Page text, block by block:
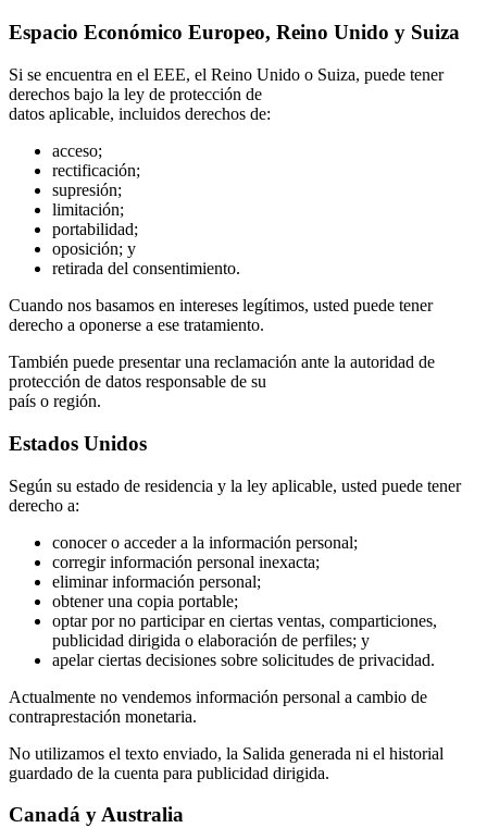
Espacio Económico Europeo, Reino Unido y Suiza
Si se encuentra en el EEE, el Reino Unido o Suiza, puede tener
derechos bajo la ley de protección de
datos aplicable, incluidos derechos de:
acceso;
rectificación;
supresión;
limitación;
portabilidad;
oposición; y
retirada del consentimiento.
Cuando nos basamos en intereses legítimos, usted puede tener
derecho a oponerse a ese tratamiento.
También puede presentar una reclamación ante la autoridad de
protección de datos responsable de su
país o región.
Estados Unidos
Según su estado de residencia y la ley aplicable, usted puede tener
derecho a:
conocer o acceder a la información personal;
corregir información personal inexacta;
eliminar información personal;
obtener una copia portable;
optar por no participar en ciertas ventas, comparticiones,
publicidad dirigida o elaboración de perfiles; y
apelar ciertas decisiones sobre solicitudes de privacidad.
Actualmente no vendemos información personal a cambio de
contraprestación monetaria.
No utilizamos el texto enviado, la Salida generada ni el historial
guardado de la cuenta para publicidad dirigida.
Canadá y Australia